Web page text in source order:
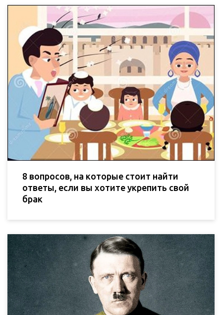
8 вопросов, на которые стоит найти
ответы, если вы хотите укрепить свой
брак